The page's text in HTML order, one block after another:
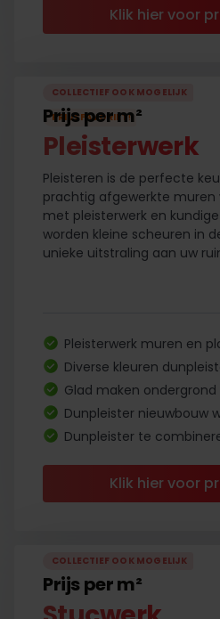
Klik hier voor
Prijs per m²
Pleisterwerk
Pleisteren is de perfecte
prachtig afgewerkte muren
met pleisterwerk en
worden kleine scheuren in
unieke uitstraling aan uw
PRIJSFAVORIET!
COLLECTIEF OOK MOGELIJK
Pleisterwerk muren en
Diverse kleuren
Glad maken ondergrond
Dunpleister nieuwbouw
Dunpleister te
Klik hier voor
Prijs per m²
COLLECTIEF OOK MOGELIJK